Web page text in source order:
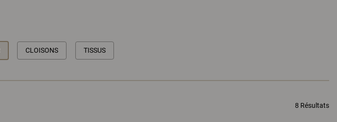
CLOISONS TISSUS
8 Résultats